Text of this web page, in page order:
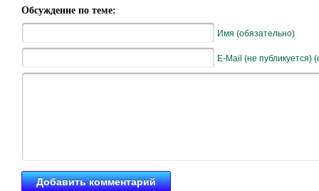
Обсуждение по теме:
Имя (обязательно)
E-Mail (не публикуется)